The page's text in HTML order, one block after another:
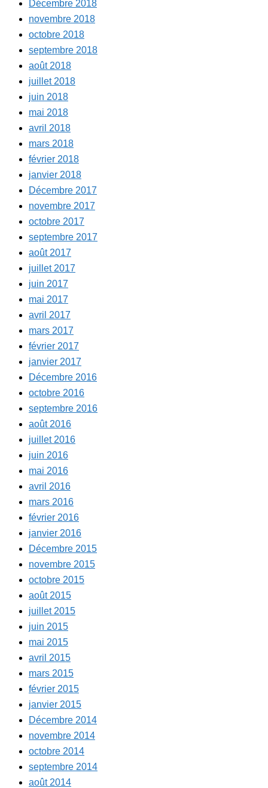
Décembre 2018
novembre 2018
octobre 2018
septembre 2018
août 2018
juillet 2018
juin 2018
mai 2018
avril 2018
mars 2018
février 2018
janvier 2018
Décembre 2017
novembre 2017
octobre 2017
septembre 2017
août 2017
juillet 2017
juin 2017
mai 2017
avril 2017
mars 2017
février 2017
janvier 2017
Décembre 2016
octobre 2016
septembre 2016
août 2016
juillet 2016
juin 2016
mai 2016
avril 2016
mars 2016
février 2016
janvier 2016
Décembre 2015
novembre 2015
octobre 2015
août 2015
juillet 2015
juin 2015
mai 2015
avril 2015
mars 2015
février 2015
janvier 2015
Décembre 2014
novembre 2014
octobre 2014
septembre 2014
août 2014